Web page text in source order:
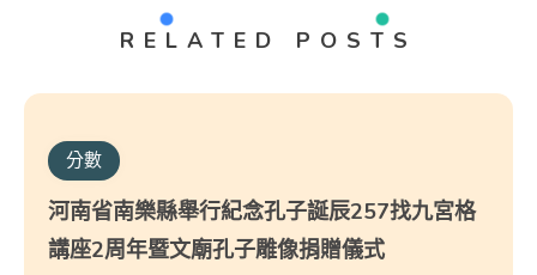
RELATED POSTS
分數
河南省南樂縣舉行紀念孔子誕辰257找九宮格
講座2周年暨文廟孔子雕像捐贈儀式